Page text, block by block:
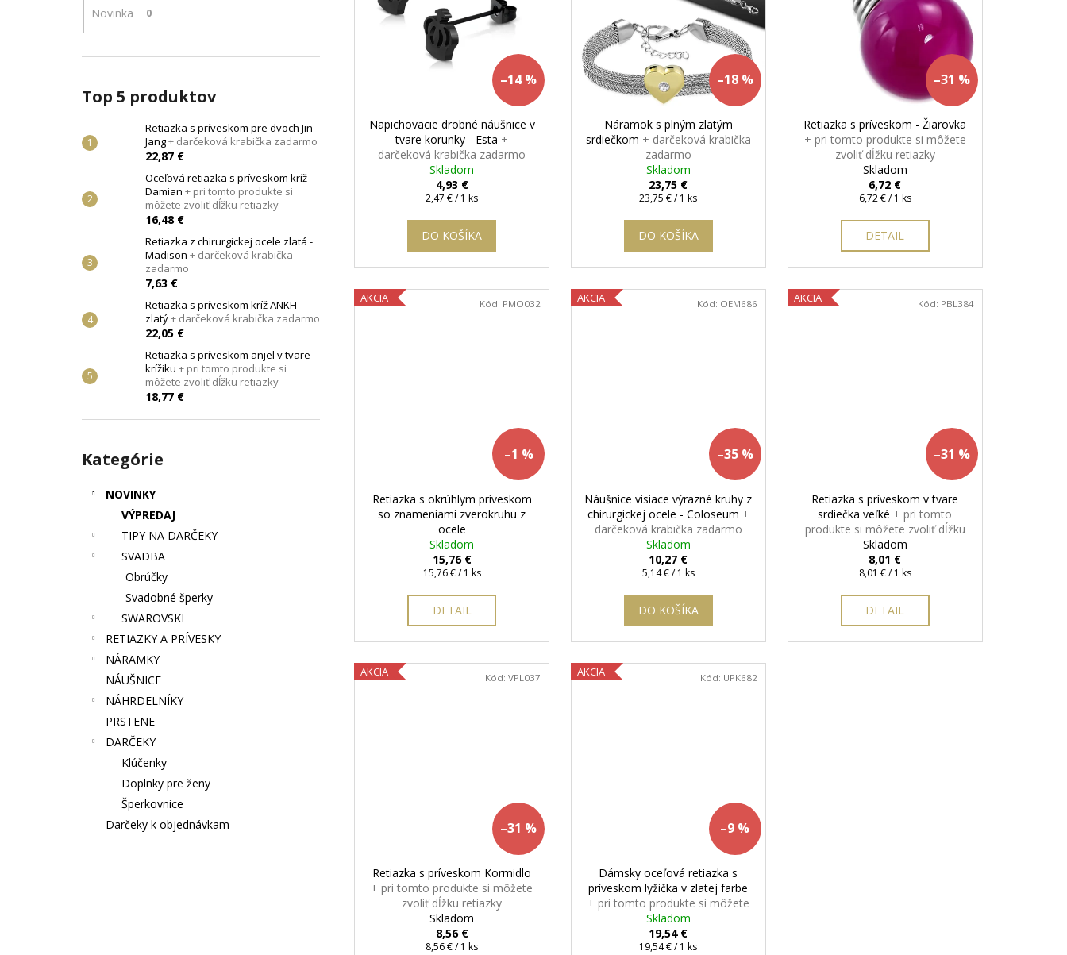
Novinka 0
Top 5 produktov
Retiazka s príveskom pre dvoch Jin
Jang+ darčeková krabička zadarmo
22,87 €
Oceľová retiazka s príveskom kríž
Damian + pri tomto produkte si
môžete zvoliť dĺžku retiazky
16,48 €
Retiazka z chirurgickej ocele zlatá -
Madison + darčeková krabička
zadarmo
7,63 €
Retiazka s príveskom kríž ANKH
zlatý+ darčeková krabička zadarmo
22,05 €
Retiazka s príveskom anjel v tvare
krížiku + pri tomto produkte si
môžete zvoliť dĺžku retiazky
18,77 €
kategórie
Kategórie
NOVINKY
VÝPREDAJ
TIPY NA DARČEKY
SVADBA
Obrúčky
Svadobné šperky
SWAROVSKI
RETIAZKY A PRÍVESKY
NÁRAMKY
NÁUŠNICE
NÁHRDELNÍKY
PRSTENE
DARČEKY
Klúčenky
Doplnky pre ženy
Šperkovnice
Darčeky k objednávkam
–14 %
Napichovacie drobné náušnice v
tvare korunky - Esta +
darčeková krabička zadarmo
Skladom
4,93 €
Jednotková
2,47 € / 1 ks
DO KOŠÍKA
–18 %
Náramok s plným zlatým
srdiečkom + darčeková krabička
zadarmo
Skladom
23,75 €
Jednotková
23,75 € / 1 ks
DO KOŠÍKA
–31 %
Retiazka s príveskom - Žiarovka
+ pri tomto produkte si môžete
zvoliť dĺžku retiazky
Skladom
6,72 €
Jednotková
6,72 € / 1 ks
DETAIL
AKCIA
–1 %
Retiazka s okrúhlym príveskom
so znameniami zverokruhu z
ocele
Skladom
15,76 €
Jednotková
15,76 € / 1 ks
DETAIL
Kód: PMO032 AKCIA
–35 %
Náušnice visiace výrazné kruhy z
chirurgickej ocele - Coloseum +
darčeková krabička zadarmo
Skladom
10,27 €
Jednotková
5,14 € / 1 ks
DO KOŠÍKA
Kód: OEM686 AKCIA
–31 %
Retiazka s príveskom v tvare
srdiečka veľké + pri tomto
produkte si môžete zvoliť dĺžku
retiazky podľa Vášich potrieb
Skladom
8,01 €
Jednotková
8,01 € / 1 ks
DETAIL
Kód: PBL384
AKCIA
–31 %
Retiazka s príveskom Kormidlo
+ pri tomto produkte si môžete
zvoliť dĺžku retiazky
Skladom
8,56 €
Jednotková
8,56 € / 1 ks
Kód:VPL037 AKCIA
–9 %
Dámsky oceľová retiazka s
príveskom lyžička v zlatej farbe
+ pri tomto produkte si môžete
zvoliť dĺžku retiazky
Skladom
19,54 €
Jednotková
19,54 € / 1 ks
Kód: UPK682
ZADARMO
22,87 €
MÔŽETE ZVOLIŤ DĹŽKU RETIAZKY
KRABIČKA ZADARMO
7,63 €